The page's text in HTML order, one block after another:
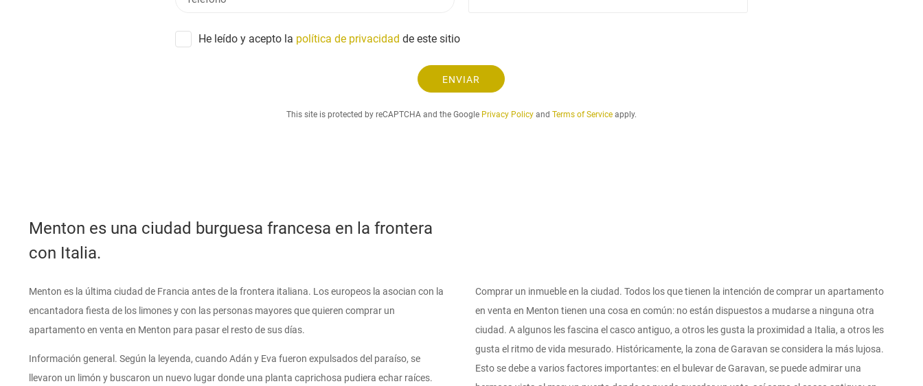
e
r
é
He leído y acepto la política de privacidad de este sitio
ENVIAR
This site is protected by reCAPTCHA and the Google Privacy Policyand Terms of Serviceapply.
Menton es una ciudad burguesa francesa en la frontera
con Italia.
Menton es la última ciudad de Francia antes de la frontera italiana. Los europeos la asocian con la
encantadora fiesta de los limones y con las personas mayores que quieren comprar un
apartamento en venta en Menton para pasar el resto de sus días.
Información general. Según la leyenda, cuando Adán y Eva fueron expulsados del paraíso, se
llevaron un limón y buscaron un nuevo lugar donde una planta caprichosa pudiera echar raíces.
Comprar un inmueble en la ciudad. Todos los que tienen la intención de comprar un apartamento
en venta en Menton tienen una cosa en común: no están dispuestos a mudarse a ninguna otra
ciudad. A algunos les fascina el casco antiguo, a otros les gusta la proximidad a Italia, a otros les
gusta el ritmo de vida mesurado. Históricamente, la zona de Garavan se considera la más lujosa.
Esto se debe a varios factores importantes: en el bulevar de Garavan, se puede admirar una